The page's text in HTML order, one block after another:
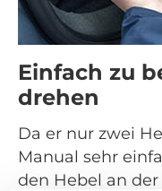
Einfach zu
drehen
Da er nur zwei
Manual sehr
den Hebel an